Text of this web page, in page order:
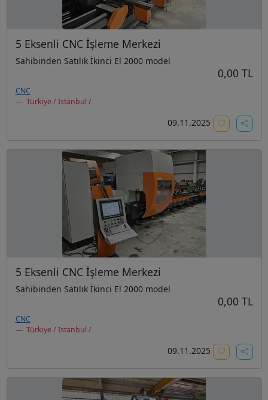
5 Eksenli CNC İşleme Merkezi
Sahibinden Satılık İkinci El 2000 model
0,00 TL
CNC
Türkiye / İstanbul /
09.11.2025
5 Eksenli CNC İşleme Merkezi
Sahibinden Satılık İkinci El 2000 model
0,00 TL
CNC
Türkiye / İstanbul /
09.11.2025